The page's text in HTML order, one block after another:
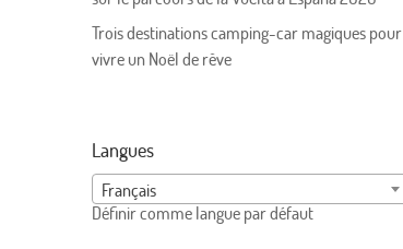
Trois destinations camping-car magiques pour
vivre un Noël de rêve
Langues
Français
Définir comme langue par défaut